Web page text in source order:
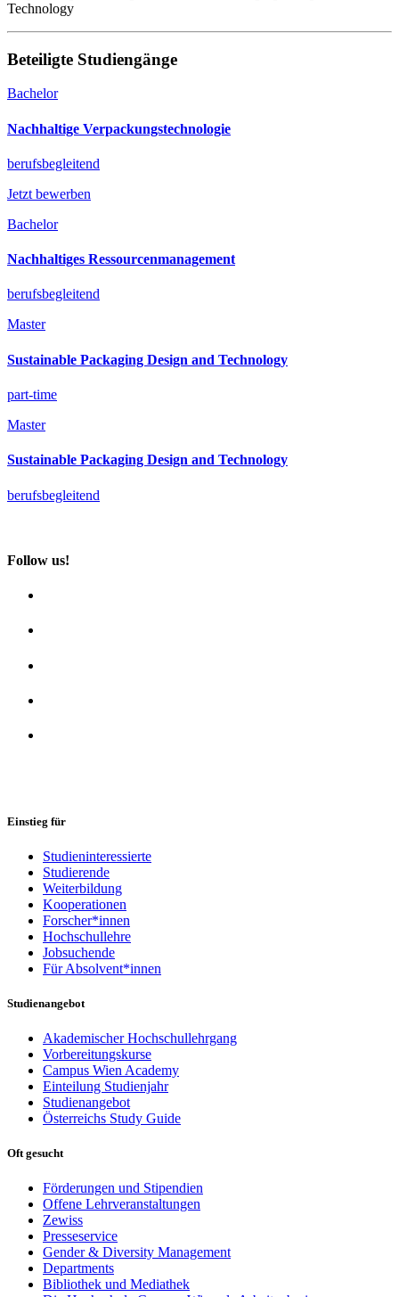
Technology
Beteiligte Studiengänge
Bachelor
Nachhaltige Verpackungstechnologie
berufsbegleitend
Jetzt bewerben
Bachelor
Nachhaltiges Ressourcenmanagement
berufsbegleitend
Master
Sustainable Packaging Design and Technology
part-time
Master
Sustainable Packaging Design and Technology
berufsbegleitend
Follow us!
Einstieg für
Studieninteressierte
Studierende
Weiterbildung
Kooperationen
Forscher*innen
Hochschullehre
Jobsuchende
Für Absolvent*innen
Studienangebot
Akademischer Hochschullehrgang
Vorbereitungskurse
Campus Wien Academy
Einteilung Studienjahr
Studienangebot
Österreichs Study Guide
Oft gesucht
Förderungen und Stipendien
Offene Lehrveranstaltungen
Zewiss
Presseservice
Gender & Diversity Management
Departments
Bibliothek und Mediathek